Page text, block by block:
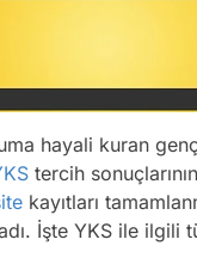
hayali kuran
tercih
kayıtları
İşte YKS ile ilgili